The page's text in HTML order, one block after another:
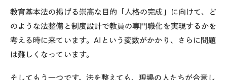
教育基本法の掲げる崇高な目的「人格の完成」に向けて、ど
のような法整備と制度設計で教員の専門職化を実現するかを
考える時に来ています。AIという変数がかかり、さらに問題
は難しくなっています。
そしてもう一つです。法を整えても、現場の人たちが合意し